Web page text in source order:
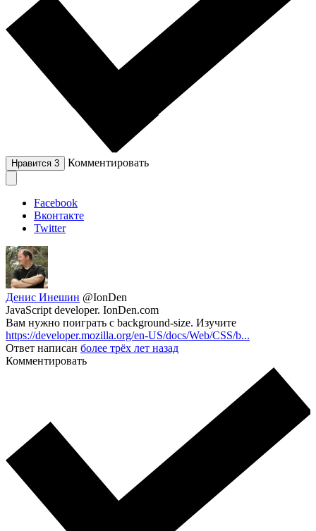
Нравится 3 Комментировать
Facebook
Вконтакте
Twitter
Денис Инешин @IonDen
JavaScript developer. IonDen.com
Вам нужно поиграть с background-size. Изучите
https://developer.mozilla.org/en-US/docs/Web/CSS/b...
Ответ написан более трёх лет назад
Комментировать